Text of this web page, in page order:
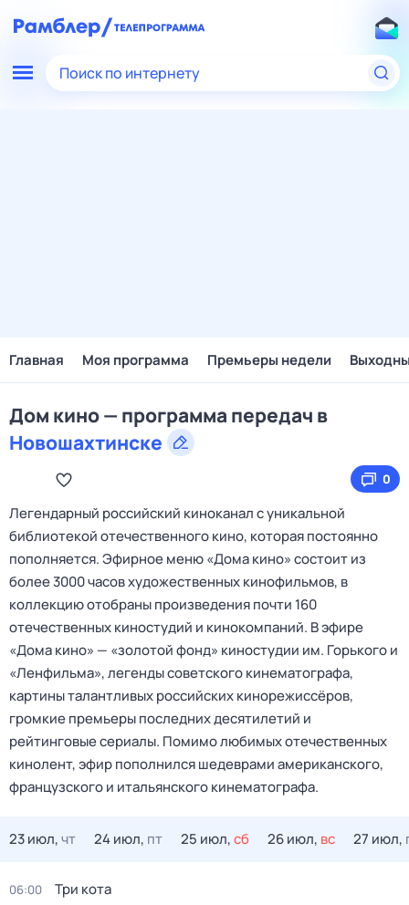
Поиск по интернету
Главная Моя программа Премьеры недели
Дом кино — программа передач в
Новошахтинске
0
Легендарный российский киноканал с уникальной
библиотекой отечественного кино, которая постоянно
пополняется. Эфирное меню «Дома кино» состоит из
более 3000 часов художественных кинофильмов, в
коллекцию отобраны произведения почти 160
отечественных киностудий и кинокомпаний. В эфире
«Дома кино» — «золотой фонд» киностудии им. Горького и
«Ленфильма», легенды советского кинематографа,
картины талантливых российских кинорежиссёров,
громкие премьеры последних десятилетий и
рейтинговые сериалы. Помимо любимых отечественных
кинолент, эфир пополнился шедеврами американского,
французского и итальянского кинематографа.
23 июл,чт 24 июл, пт 25 июл,сб 26 июл, вс 27 июл,
06:00 Три кота